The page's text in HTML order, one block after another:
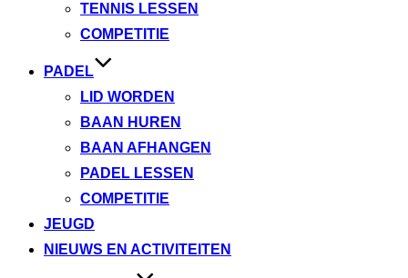
TENNIS LESSEN
COMPETITIE
PADEL
LID WORDEN
BAAN HUREN
BAAN AFHANGEN
PADEL LESSEN
COMPETITIE
JEUGD
NIEUWS EN ACTIVITEITEN